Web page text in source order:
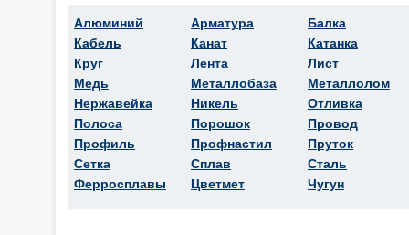
Алюминий
Кабель
Круг
Медь
Нержавейка
Полоса
Профиль
Сетка
Ферросплавы
Арматура
Канат
Лента
Металлобаза
Никель
Порошок
Профнастил
Сплав
Цветмет
Балка
Катанка
Лист
Металлолом
Отливка
Провод
Пруток
Сталь
Чугун